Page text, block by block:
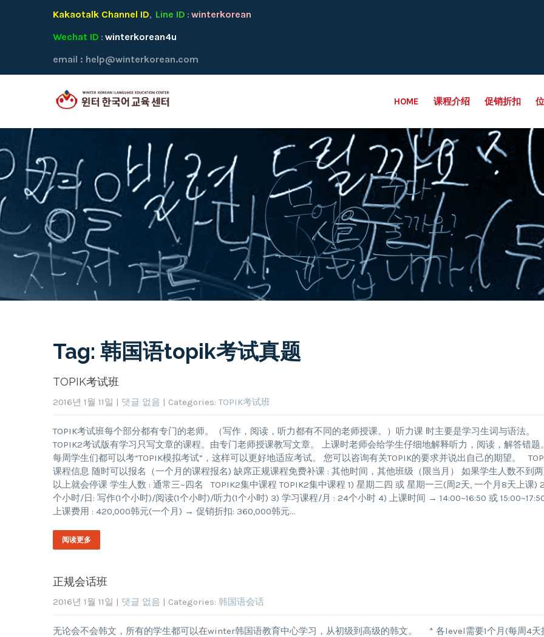
Kakaotalk Channel ID, Line ID : winterkorean
Wechat ID : winterkorean4u
email : help@winterkorean.com
HOME 课程介绍 促销折扣
Tag: 韩国语topik考试真题
TOPIK考试班
2016년 1월 11일 | 댓글 없음 | Categories:TOPIK考试班
TOPIK考试班每个部分都有专门的老师。（写作，阅读，听力都有不同的老师授课。）听力课 时主要是学习生词与语法。
TOPIK2考试版有学习只写文章的课程。由专门老师授课教写文章。 上课时老师会给学生仔细地解释听力，阅读，解答错题。
每周学生们都可以考“TOPIK模拟考试”，这样可以更好地适应考试。 您可以咨询有关TOPIK的要求并说出自己的期望。
课程信息 随时可以报名（一个月的课程报名) 缺席正规课程免费补课 : 其他时间，其他班级（限当月） 如果学生人数不到
以上就会停课 学生人数 : 通常三~四名 TOPIK2集中课程 TOPIK2集中课程 1) 星期二四 或 星期一三(周2天, 一个月8天上课)
个小时/日: 写作(1个小时)/阅读(1个小时)/听力(1个小时) 3) 学习课程/月 : 24个小时 4) 上课时间 → 14:00~16:50 或
上课费用 : 420,000韩元(一个月) → 促销折扣: 360,000韩元…
阅读更多
正规会话班
2016년 1월 11일 | 댓글 없음 | Categories: 韩国语会话
无论会不会韩文，所有的学生都可以在winter韩国语教育中心学习，从初级到高级的韩文。 * 各level需要1个月(每周4天